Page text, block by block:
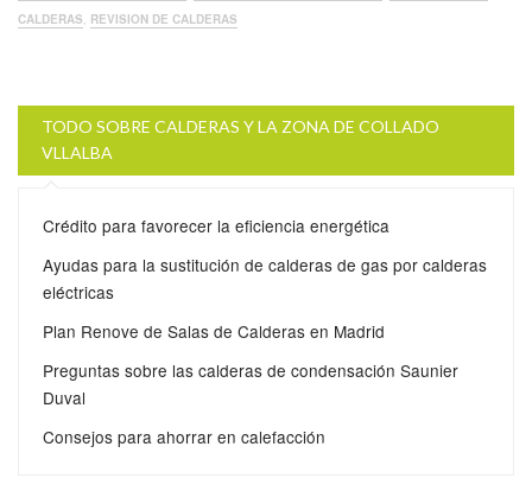
CALDERAS, REVISION DE CALDERAS
TODO SOBRE CALDERAS Y LA ZONA DE COLLADO
VLLALBA
Crédito para favorecer la eficiencia energética
Ayudas para la sustitución de calderas de gas por calderas
eléctricas
Plan Renove de Salas de Calderas en Madrid
Preguntas sobre las calderas de condensación Saunier
Duval
Consejos para ahorrar en calefacción